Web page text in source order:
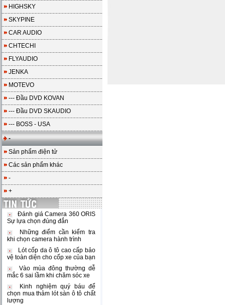
HIGHSKY
SKYPINE
CAR AUDIO
CHTECHI
FLYAUDIO
JENKA
MOTEVO
--- Đầu DVD KOVAN
--- Đầu DVD SKAUDIO
--- BOSS - USA
-
Sản phẩm điện tử
Các sản phẩm khác
-
+
Đánh giá Camera 360 ORIS
Sự lựa chọn đúng đắn
Những điểm cần kiểm tra
khi chọn camera hành trình
Lót cốp da ô tô cao cấp bảo
vệ toàn diện cho cốp xe của bạn
Vào mùa đông thường dễ
mắc 6 sai lầm khi chăm sóc xe
Kinh nghiệm quý báu để
chọn mua thảm lót sàn ô tô chất
lượng